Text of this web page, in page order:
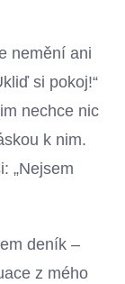
nemění ani
si pokoj!“
nechce nic
k nim.
„Nejsem
deník –
z mého